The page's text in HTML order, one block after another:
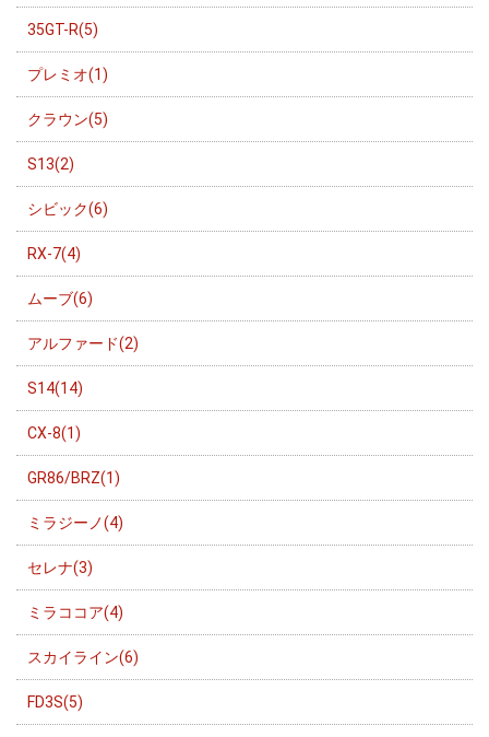
35GT-R(5)
プレミオ(1)
クラウン(5)
S13(2)
シビック(6)
RX-7(4)
ムーブ(6)
アルファード(2)
S14(14)
CX-8(1)
GR86/BRZ(1)
ミラジーノ(4)
セレナ(3)
ミラココア(4)
スカイライン(6)
FD3S(5)